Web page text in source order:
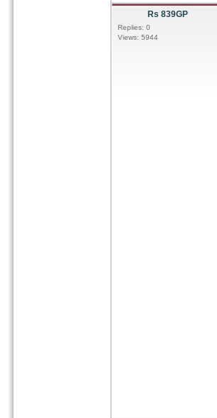
Rs 839GP
Replies: 0
Views: 5944